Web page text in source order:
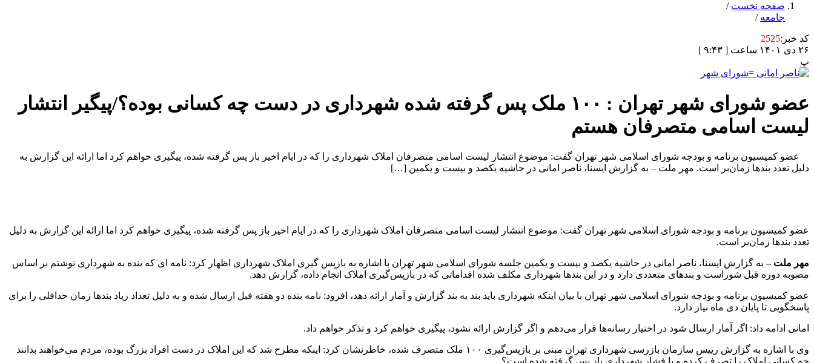
صفحه نخست /
جامعه /
کد خبر:2525
۲۶ دی ۱۴۰۱ ساعت [ ۹:۴۳ ]
پ
عضو شورای شهر تهران : ۱۰۰ ملک پس گرفته شده شهرداری در دست چه کسانی بوده؟/پیگیر انتشار
لیست اسامی متصرفان هستم
عضو کمیسیون برنامه و بودجه شورای اسلامی شهر تهران گفت: موضوع انتشار لیست اسامی متصرفان املاک شهرداری را که در ایام اخیر باز پس گرفته شده، پیگیری خواهم کرد اما ارائه این گزارش به
دلیل تعدد بندها زمان‌بر است. مهر ملت – به گزارش ایسنا، ناصر امانی در حاشیه یکصد و بیست و یکمین […]
عضو کمیسیون برنامه و بودجه شورای اسلامی شهر تهران گفت: موضوع انتشار لیست اسامی متصرفان املاک شهرداری را که در ایام اخیر باز پس گرفته شده، پیگیری خواهم کرد اما ارائه این گزارش به دلیل
تعدد بندها زمان‌بر است.
مهر ملت – به گزارش ایسنا، ناصر امانی در حاشیه یکصد و بیست و یکمین جلسه شورای اسلامی شهر تهران با اشاره به بازپس گیری املاک شهرداری اظهار کرد: نامه ای که بنده به شهرداری نوشتم بر اساس
مصوبه دوره قبل شوراست و بندهای متعددی دارد و در این بندها شهرداری مکلف شده اقداماتی که در بازپس‌گیری املاک انجام داده، گزارش دهد.
عضو کمیسیون برنامه و بودجه شورای اسلامی شهر تهران با بیان اینکه شهرداری باید بند به بند گزارش و آمار ارائه دهد، افزود: نامه بنده دو هفته قبل ارسال شده و به دلیل تعداد زیاد بندها زمان حداقلی را برای
پاسخگویی تا پایان دی ماه نیاز دارد.
امانی ادامه داد: اگر آمار ارسال شود در اختیار رسانه‌ها قرار می‌دهم و اگر گزارش ارائه نشود، پیگیری خواهم کرد و تذکر خواهم داد.
وی با اشاره به گزارش رییس سازمان بازرسی شهرداری تهران مبنی بر بازپس‌گیری ۱۰۰ ملک متصرف شده، خاطرنشان کرد: اینکه مطرح شد که این املاک در دست افراد بزرگ بوده، مردم می‌خواهند بدانند